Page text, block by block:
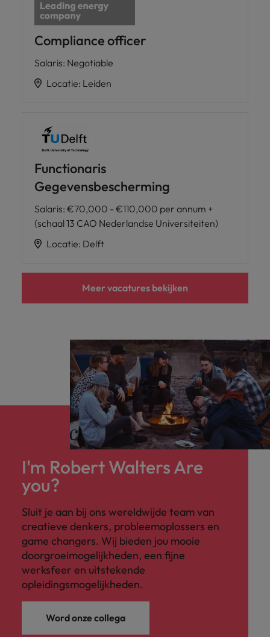
Compliance officer
Salaris: Negotiable
Locatie: Leiden
Functionaris
Gegevensbescherming
Salaris: €70,000 - €110,000 per annum +
(schaal 13 CAO Nederlandse Universiteiten)
Locatie: Delft
Meer vacatures bekijken
I'm Robert Walters Are
you?
Sluit je aan bij ons wereldwijde team van
creatieve denkers, probleemoplossers en
game changers. Wij bieden jou mooie
doorgroeimogelijkheden, een fijne
werksfeer en uitstekende
opleidingsmogelijkheden.
Word onze collega